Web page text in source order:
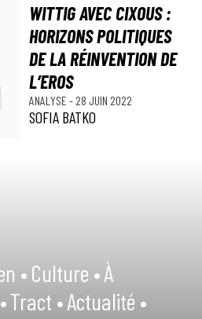
WITTIG AVEC CIXOUS :
HORIZONS POLITIQUES
DE LA RÉINVENTION DE
L’EROS
ANALYSE - 28 JUIN 2022
SOFIA BATKO
•Culture •À
Tract •Actualité •